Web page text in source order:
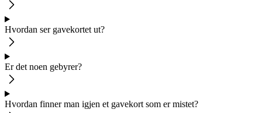
Hvordan ser gavekortet ut?
Er det noen gebyrer?
Hvordan finner man igjen et gavekort som er mistet?